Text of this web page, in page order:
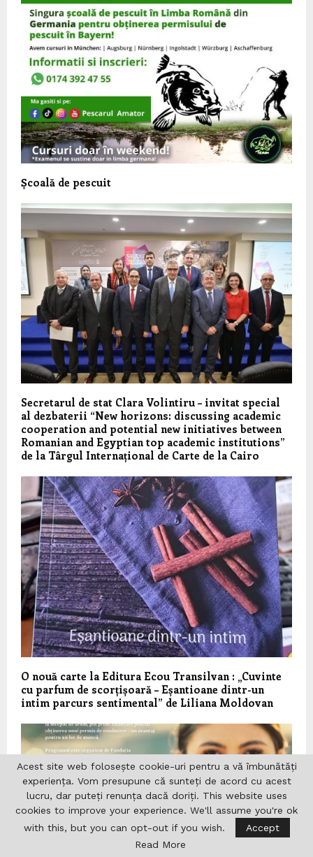
Școală de pescuit
Secretarul de stat Clara Volintiru – invitat special
al dezbaterii “New horizons: discussing academic
cooperation and potential new initiatives between
Romanian and Egyptian top academic institutions”
de la Târgul Internațional de Carte de la Cairo
O nouă carte la Editura Ecou Transilvan : „Cuvinte
cu parfum de scorțișoară – Eșantioane dintr-un
intim parcurs sentimental” de Liliana Moldovan
Acest site web folosește cookie-uri pentru a vă îmbunătăți
experiența. Vom presupune că sunteți de acord cu acest
lucru, dar puteți renunța dacă doriți. This website uses
cookies to improve your experience. We'll assume you're ok
with this, but you can opt-out if you wish.
Accept
Read More